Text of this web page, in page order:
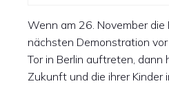
Wenn am 26. November die
nächsten Demonstration
Tor in Berlin auftreten, dann
Zukunft und die ihrer Kinder